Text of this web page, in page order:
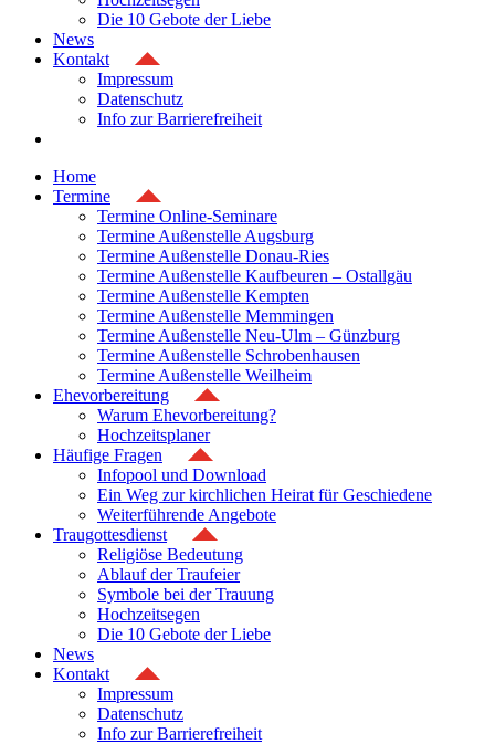
Die 10 Gebote der Liebe
News
Kontakt
Impressum
Datenschutz
Info zur Barrierefreiheit
Home
Termine
Termine Online-Seminare
Termine Außenstelle Augsburg
Termine Außenstelle Donau-Ries
Termine Außenstelle Kaufbeuren – Ostallgäu
Termine Außenstelle Kempten
Termine Außenstelle Memmingen
Termine Außenstelle Neu-Ulm – Günzburg
Termine Außenstelle Schrobenhausen
Termine Außenstelle Weilheim
Ehevorbereitung
Warum Ehevorbereitung?
Hochzeitsplaner
Häufige Fragen
Infopool und Download
Ein Weg zur kirchlichen Heirat für Geschiedene
Weiterführende Angebote
Traugottesdienst
Religiöse Bedeutung
Ablauf der Traufeier
Symbole bei der Trauung
Hochzeitsegen
Die 10 Gebote der Liebe
News
Kontakt
Impressum
Datenschutz
Info zur Barrierefreiheit